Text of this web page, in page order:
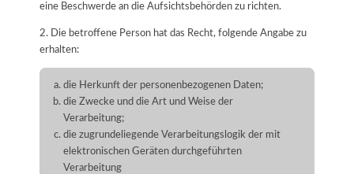
eine Beschwerde an die Aufsichtsbehörden zu richten.
2. Die betroffene Person hat das Recht, folgende Angabe zu
erhalten:
die Herkunft der personenbezogenen Daten;
die Zwecke und die Art und Weise der
Verarbeitung;
die zugrundeliegende Verarbeitungslogik der mit
elektronischen Geräten durchgeführten
Verarbeitung